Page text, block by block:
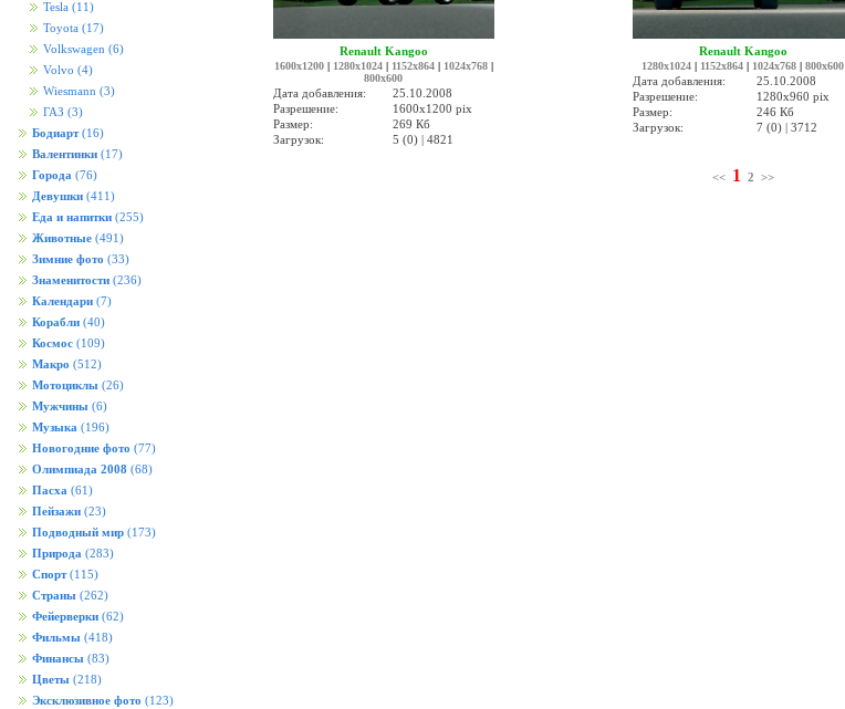
Tesla (11)
Toyota (17)
Volkswagen (6)
Volvo (4)
Wiesmann (3)
ГАЗ (3)
Бодиарт (16)
Валентинки (17)
Города (76)
Девушки (411)
Еда и напитки (255)
Животные (491)
Зимние фото (33)
Знаменитости (236)
Календари (7)
Корабли (40)
Космос (109)
Макро (512)
Мотоциклы (26)
Мужчины (6)
Музыка (196)
Новогодние фото (77)
Олимпиада 2008 (68)
Пасха (61)
Пейзажи (23)
Подводный мир (173)
Природа (283)
Спорт (115)
Страны (262)
Фейерверки (62)
Фильмы (418)
Финансы (83)
Цветы (218)
Эксклюзивное фото (123)
Renault Kangoo
1600x1200| 1280x1024| 1152x864| 1024x768|
800x600
Дата добавления:
25.10.2008
Разрешение:
1600x1200 pix
Размер:
269 Кб
Загрузок:
5 (0) | 4821
Renault Kangoo
1280x1024 | 1152x864 | 1024x768 | 800x600
Дата добавления:
25.10.2008
Разрешение:
1280x960 pix
Размер:
246 Кб
Загрузок:
7 (0) | 3712
<< 1 2 >>